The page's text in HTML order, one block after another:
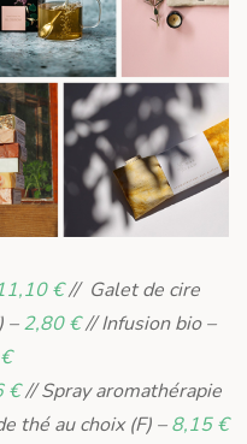
€// Galet de cire
–2,80 €// Infusion bio –
€// Spray aromathérapie
thé au choix (F) –8,15 €